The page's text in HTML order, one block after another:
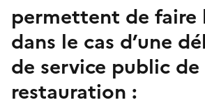
permettent de faire
dans le cas d’une
de service public de
restauration :